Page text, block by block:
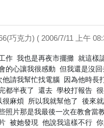
巧克力) ( 2006/7/11 上午
作 我也是再夜市擺攤 就這樣
的心讓我很感動 但我還是沒回
請我幫忙找電腦 因為他時長
都半夜了 還去 學校打報告
麻煩 所以我就幫他了 後來就
照片那是我最後一次在教會當
被她發現 他說我這樣不行